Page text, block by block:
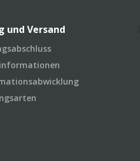
und Versand